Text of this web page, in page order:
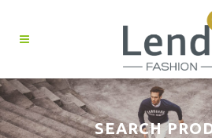
SEARCH